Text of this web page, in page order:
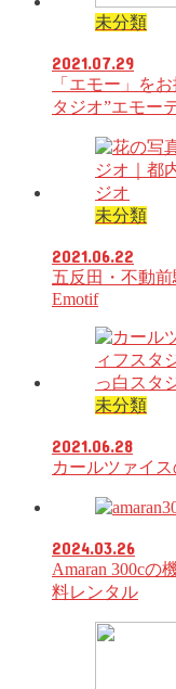
未分類
2021.07.29
「エモー」を
タジオ”エモー
未分類
2021.06.22
五反田・不動
Emotif
未分類
2021.06.28
カールツァイ
2024.03.26
Amaran 300cの
料レンタル